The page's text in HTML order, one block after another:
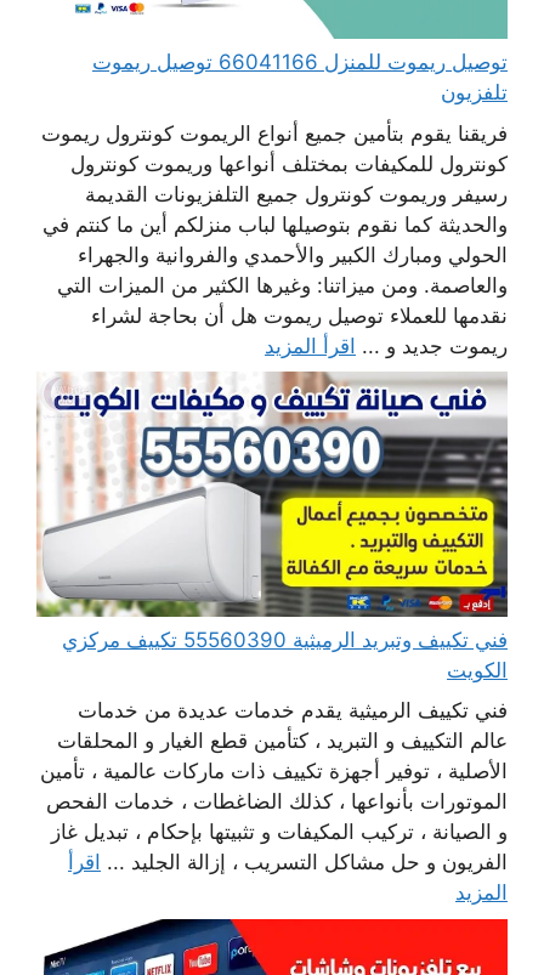
توصيل ريموت للمنزل 66041166 توصيل ريموت
تلفزيون
فريقنا يقوم بتأمين جميع أنواع الريموت كونترول ريموت
كونترول للمكيفات بمختلف أنواعها وريموت كونترول
رسيفر وريموت كونترول جميع التلفزيونات القديمة
والحديثة كما نقوم بتوصيلها لباب منزلكم أين ما كنتم في
الحولي ومبارك الكبير والأحمدي والفروانية والجهراء
والعاصمة. ومن ميزاتنا: وغيرها الكثير من الميزات التي
نقدمها للعملاء توصيل ريموت هل أن بحاجة لشراء
ريموت جديد و ... اقرأ المزيد
فني تكييف وتبريد الرميثية 55560390 تكييف مركزي
الكويت
فني تكييف الرميثية يقدم خدمات عديدة من خدمات
عالم التكييف و التبريد ، كتأمين قطع الغيار و المحلقات
الأصلية ، توفير أجهزة تكييف ذات ماركات عالمية ، تأمين
الموتورات بأنواعها ، كذلك الضاغطات ، خدمات الفحص
و الصيانة ، تركيب المكيفات و تثبيتها بإحكام ، تبديل غاز
الفريون و حل مشاكل التسريب ، إزالة الجليد ... اقرأ
المزيد